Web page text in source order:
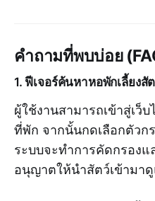
คำถามที่พบบ่อย
1. ฟีเจอร์ค้นหาหอพักเลี้ยงสั
ผู้ใช้งานสามารถเข้าสู่เว็
ที่พัก จากนั้นกดเลือกตัวก
ระบบจะทำการคัดกรอง
อนุญาตให้นำสัตว์เข้ามา